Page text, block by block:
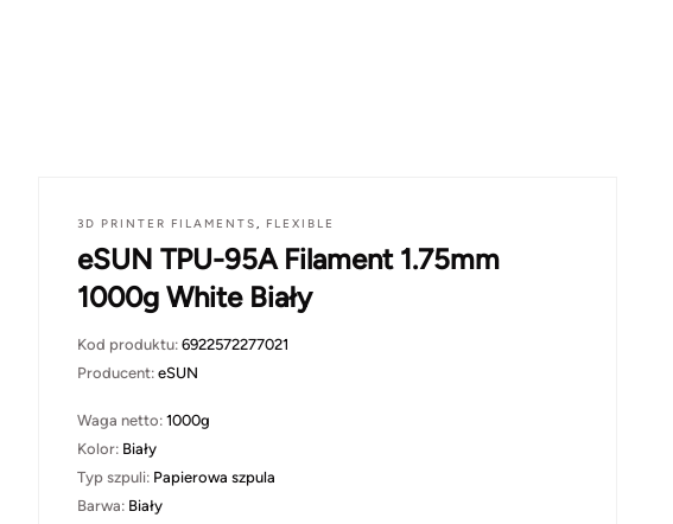
3D PRINTER FILAMENTS, FLEXIBLE
eSUN TPU-95A Filament 1.75mm
1000g White Biały
Kod produktu: 6922572277021
Producent: eSUN
Waga netto: 1000g
Kolor: Biały
Typ szpuli: Papierowa szpula
Barwa: Biały